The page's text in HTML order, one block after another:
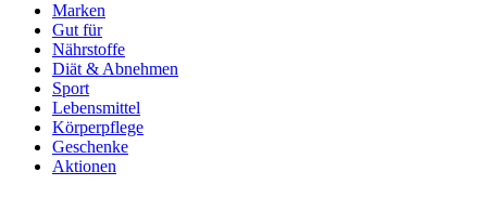
Marken
Gut für
Nährstoffe
Diät & Abnehmen
Sport
Lebensmittel
Körperpflege
Geschenke
Aktionen